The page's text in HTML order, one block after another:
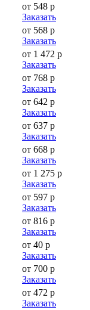
от 548 р
Заказать
от 568 р
Заказать
от 1 472 р
Заказать
от 768 р
Заказать
от 642 р
Заказать
от 637 р
Заказать
от 668 р
Заказать
от 1 275 р
Заказать
от 597 р
Заказать
от 816 р
Заказать
от 40 р
Заказать
от 700 р
Заказать
от 472 р
Заказать